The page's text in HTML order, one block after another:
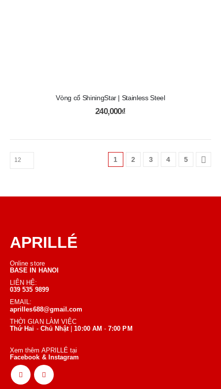
Vòng cổ ShiningStar | Stainless Steel
240,000₫
1 2 3 4 5
APRILLÉ
Online store
BASE IN HANOI
LIÊN HỆ:
039 535 9899
EMAIL:
aprilles688@gmail.com
THỜI GIAN LÀM VIỆC
Thứ Hai -Chủ Nhật |10:00 AM - 7:00 PM
Xem thêm APRILLÉ tại
Facebook & Instagram